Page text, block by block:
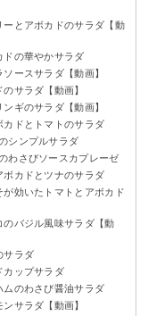
ーとアボカドのサラダ【動
ドの華やかサラダ
ースサラダ【動画】
サラダ【動画】
ギのサラダ【動画】
カドとトマトのサラダ
シンプルサラダ
わさびソースカプレーゼ
ボカドとツナのサラダ
が効いたトマトとアボカド
のバジル風味サラダ【動
サラダ
カップサラダ
ムのわさび醤油サラダ
サラダ【動画】